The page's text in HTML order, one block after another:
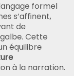
formel
s’affinent,
de
Cette
équilibre
à la narration.